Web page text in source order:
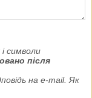
символи
після
на e-mail. Як